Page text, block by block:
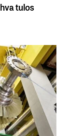
tulos